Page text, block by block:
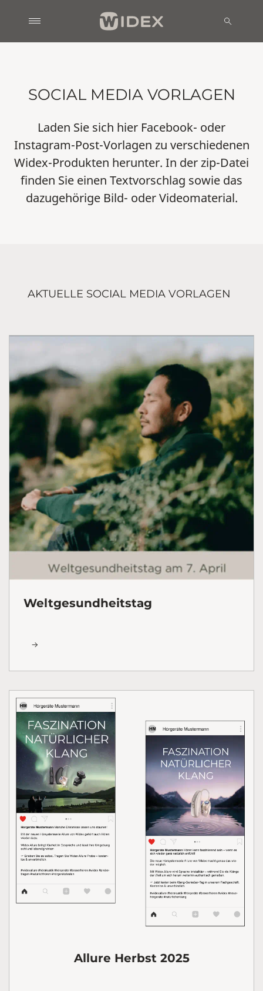
SOCIAL MEDIA VORLAGEN
Laden Sie sich hier Facebook- oder
Instagram-Post-Vorlagen zu verschiedenen
Widex-Produkten herunter. In der zip-Datei
finden Sie einen Textvorschlag sowie das
dazugehörige Bild- oder Videomaterial.
AKTUELLE SOCIAL MEDIA VORLAGEN
Weltgesundheitstag
Allure Herbst 2025